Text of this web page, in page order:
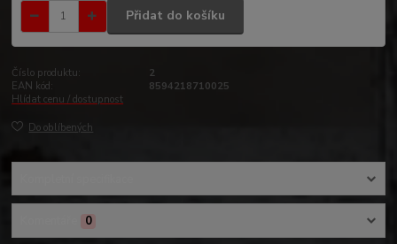
Přidat do košíku
Číslo produktu:
2
EAN kód:
8594218710025
Hlídat cenu / dostupnost
Do oblíbených
0